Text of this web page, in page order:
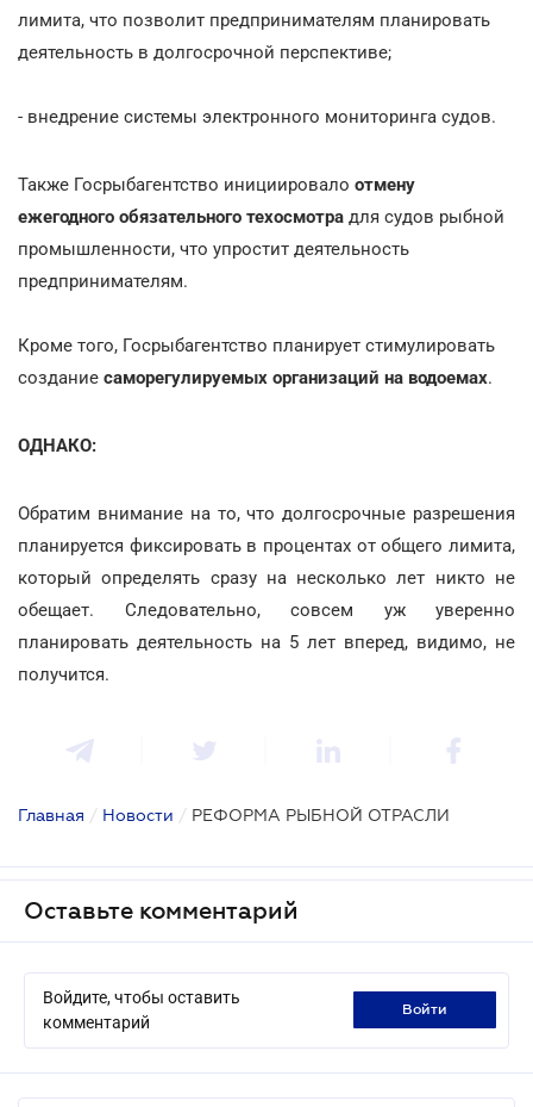
лимита, что позволит предпринимателям планировать
деятельность в долгосрочной перспективе;
- внедрение системы электронного мониторинга судов.
Также Госрыбагентство инициировало отмену
ежегодного обязательного техосмотра для судов рыбной
промышленности, что упростит деятельность
предпринимателям.
Кроме того, Госрыбагентство планирует стимулировать
создание саморегулируемых организаций на водоемах.
ОДНАКО:
Обратим внимание на то, что долгосрочные разрешения
планируется фиксировать в процентах от общего лимита,
который определять сразу на несколько лет никто не
обещает. Следовательно, совсем уж уверенно
планировать деятельность на 5 лет вперед, видимо, не
получится.
Главная / Новости / РЕФОРМА РЫБНОЙ ОТРАСЛИ
Оставьте комментарий
Войдите, чтобы оставить
комментарий
войти